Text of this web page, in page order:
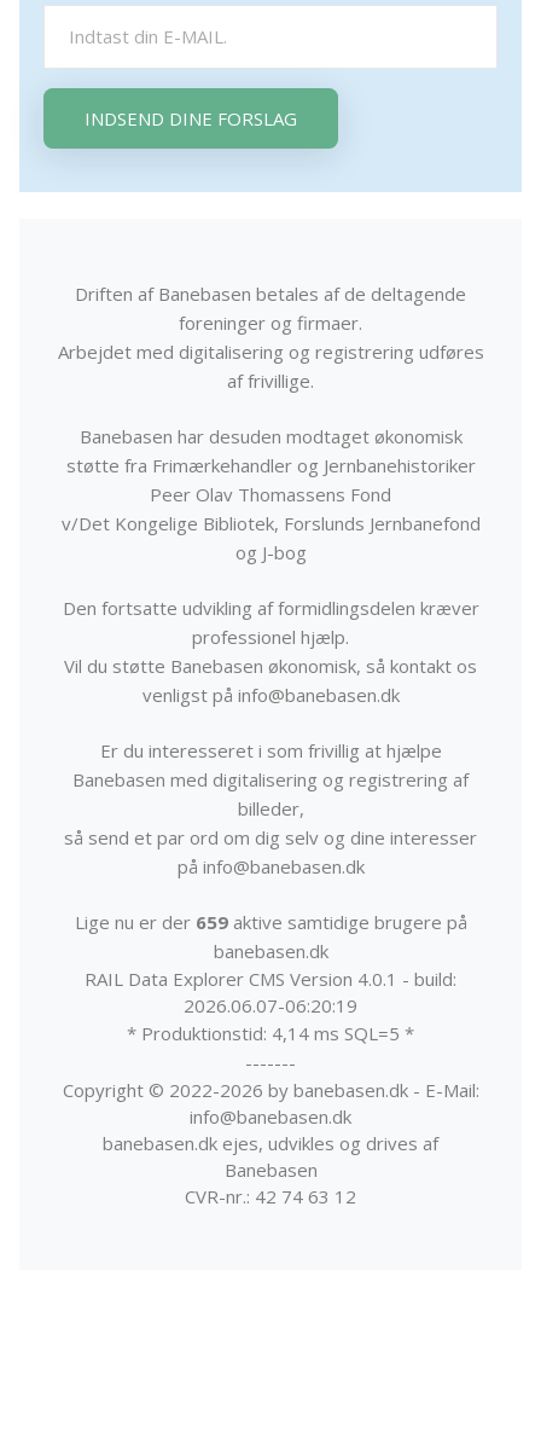
INDSEND DINE FORSLAG
Driften af Banebasen betales af de deltagende
foreninger og firmaer.
Arbejdet med digitalisering og registrering udføres
af frivillige.
Banebasen har desuden modtaget økonomisk
støtte fra Frimærkehandler og Jernbanehistoriker
Peer Olav Thomassens Fond
v/Det Kongelige Bibliotek, Forslunds Jernbanefond
og J-bog
Den fortsatte udvikling af formidlingsdelen kræver
professionel hjælp.
Vil du støtte Banebasen økonomisk, så kontakt os
venligst på info@banebasen.dk
Er du interesseret i som frivillig at hjælpe
Banebasen med digitalisering og registrering af
billeder,
så send et par ord om dig selv og dine interesser
på info@banebasen.dk
Lige nu er der 659aktive samtidige brugere på
banebasen.dk
RAIL Data Explorer CMS Version 4.0.1 - build:
2026.06.07-06:20:19
* Produktionstid: 4,14 ms SQL=5 *
-------
Copyright © 2022-2026 by banebasen.dk - E-Mail:
info@banebasen.dk
banebasen.dk ejes, udvikles og drives af
Banebasen
CVR-nr.: 42 74 63 12